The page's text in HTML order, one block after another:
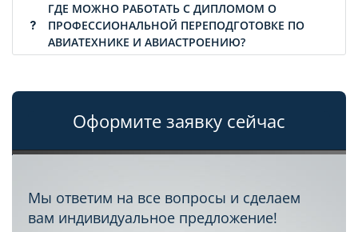
ГДЕ МОЖНО РАБОТАТЬ С ДИПЛОМОМ О
ПРОФЕССИОНАЛЬНОЙ ПЕРЕПОДГОТОВКЕ ПО
АВИАТЕХНИКЕ И АВИАСТРОЕНИЮ?
Оформите заявку сейчас
Мы ответим на все вопросы и сделаем
вам индивидуальное предложение!